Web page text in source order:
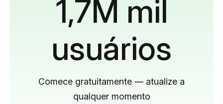
1,7M mil
usuários
Comece gratuitamente — atualize a
qualquer momento